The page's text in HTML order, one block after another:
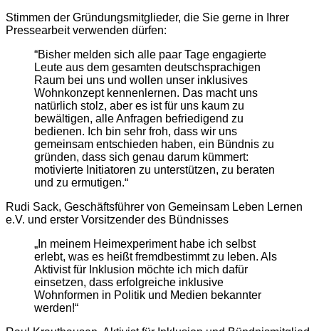
Stimmen der Gründungsmitglieder, die Sie gerne in Ihrer
Pressearbeit verwenden dürfen:
“Bisher melden sich alle paar Tage engagierte
Leute aus dem gesamten deutschsprachigen
Raum bei uns und wollen unser inklusives
Wohnkonzept kennenlernen. Das macht uns
natürlich stolz, aber es ist für uns kaum zu
bewältigen, alle Anfragen befriedigend zu
bedienen. Ich bin sehr froh, dass wir uns
gemeinsam entschieden haben, ein Bündnis zu
gründen, dass sich genau darum kümmert:
motivierte Initiatoren zu unterstützen, zu beraten
und zu ermutigen.“
Rudi Sack, Geschäftsführer von Gemeinsam Leben Lernen
e.V. und erster Vorsitzender des Bündnisses
„In meinem Heimexperiment habe ich selbst
erlebt, was es heißt fremdbestimmt zu leben. Als
Aktivist für Inklusion möchte ich mich dafür
einsetzen, dass erfolgreiche inklusive
Wohnformen in Politik und Medien bekannter
werden!“